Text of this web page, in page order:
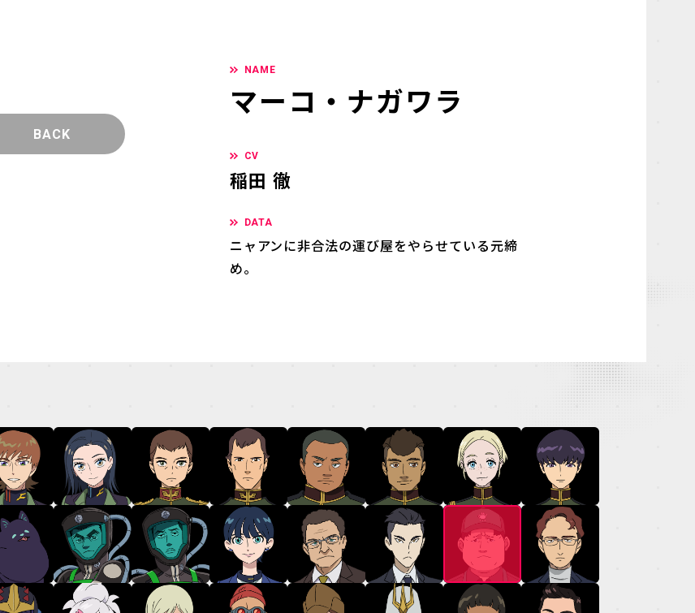
TOP NEWS
BACK
NAME
マーコ・ナガワラ
CV
稲田 徹
DATA
ニャアンに非合法の運び屋をやらせている元締
め。